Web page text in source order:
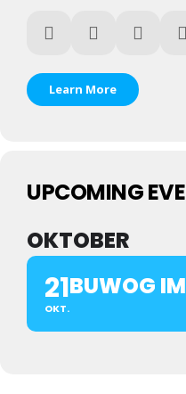
Learn More
UPCOMING
OKTOBER
21
OKT.
BUWOG